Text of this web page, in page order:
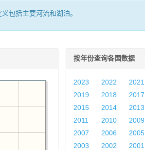
包括主要河流和湖泊。
按年份查询各国数据
2023 2022 2021
2019
2018 2017
2015
2014 2013
2011
2010 2009
2007
2006 2005
2003
2002 2001